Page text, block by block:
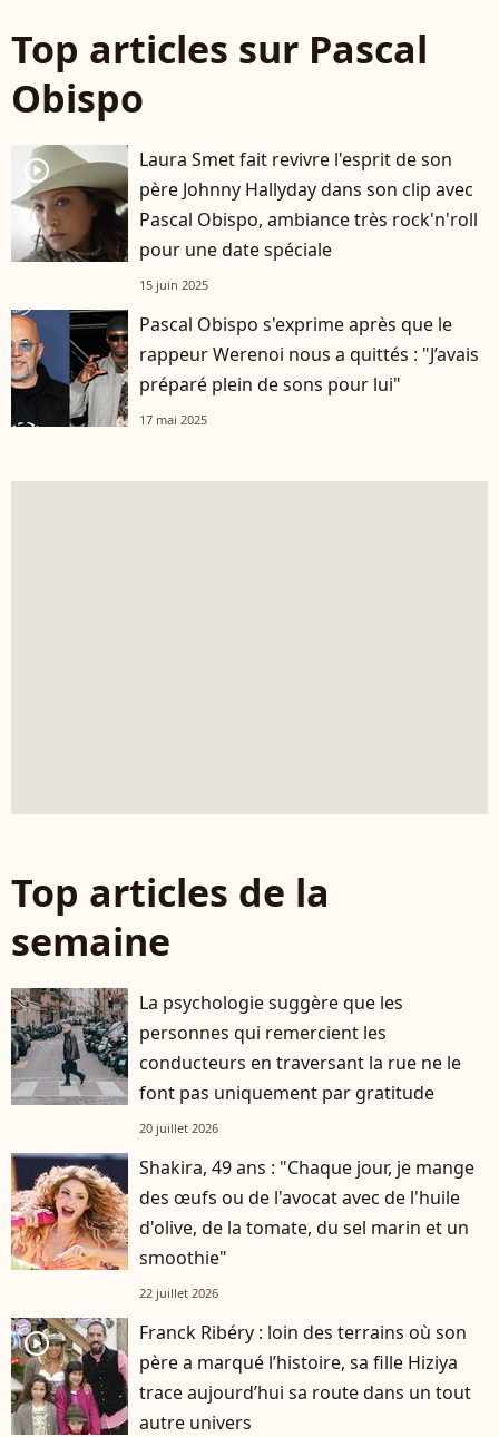
Top articles sur Pascal
Obispo
player2
Laura Smet fait revivre l'esprit de son
père Johnny Hallyday dans son clip avec
Pascal Obispo, ambiance très rock'n'roll
pour une date spéciale
15 juin 2025
Pascal Obispo s'exprime après que le
rappeur Werenoi nous a quittés : "J’avais
préparé plein de sons pour lui"
17 mai 2025
Top articles de la
semaine
La psychologie suggère que les
personnes qui remercient les
conducteurs en traversant la rue ne le
font pas uniquement par gratitude
20 juillet 2026
Shakira, 49 ans : "Chaque jour, je mange
des œufs ou de l'avocat avec de l'huile
d'olive, de la tomate, du sel marin et un
smoothie"
22 juillet 2026
player2
Franck Ribéry : loin des terrains où son
père a marqué l’histoire, sa fille Hiziya
trace aujourd’hui sa route dans un tout
autre univers